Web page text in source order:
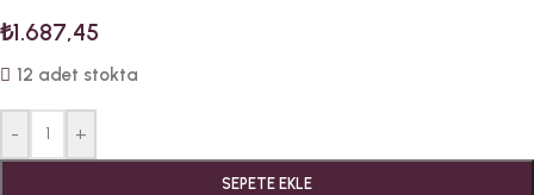
₺1.687,45
12 adet stokta
- +
SEPETE EKLE